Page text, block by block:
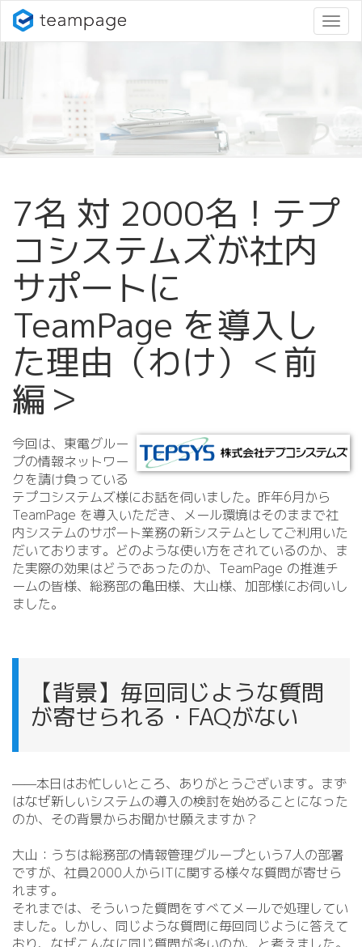
ナ
ビ
7名 対 2000名！テプ
コシステムズが社内
サポートに
TeamPage を導入し
た理由（わけ）＜前
編＞
今回は、東電グルー
プの情報ネットワー
クを請け負っている
テプコシステムズ様にお話を伺いました。昨年6月から
TeamPage を導入いただき、メール環境はそのままで社
内システムのサポート業務の新システムとしてご利用いた
だいております。どのような使い方をされているのか、ま
た実際の効果はどうであったのか、TeamPage の推進チ
ームの皆様、総務部の亀田様、大山様、加部様にお伺いし
ました。
【背景】毎回同じような質問
が寄せられる・FAQがない
——本日はお忙しいところ、ありがとうございます。まず
はなぜ新しいシステムの導入の検討を始めることになった
のか、その背景からお聞かせ願えますか？
大山：うちは総務部の情報管理グループという7人の部署
ですが、社員2000人からITに関する様々な質問が寄せら
れます。
それまでは、そういった質問をすべてメールで処理してい
ました。しかし、同じような質問に毎回同じように答えて